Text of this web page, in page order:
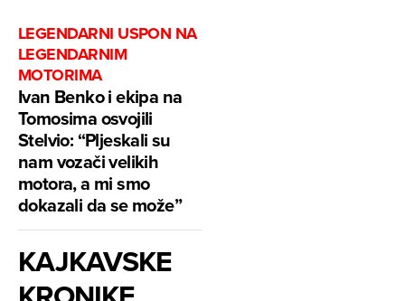
LEGENDARNI USPON NA
LEGENDARNIM
MOTORIMA
Ivan Benko i ekipa na
Tomosima osvojili
Stelvio: “Pljeskali su
nam vozači velikih
motora, a mi smo
dokazali da se može”
KAJKAVSKE